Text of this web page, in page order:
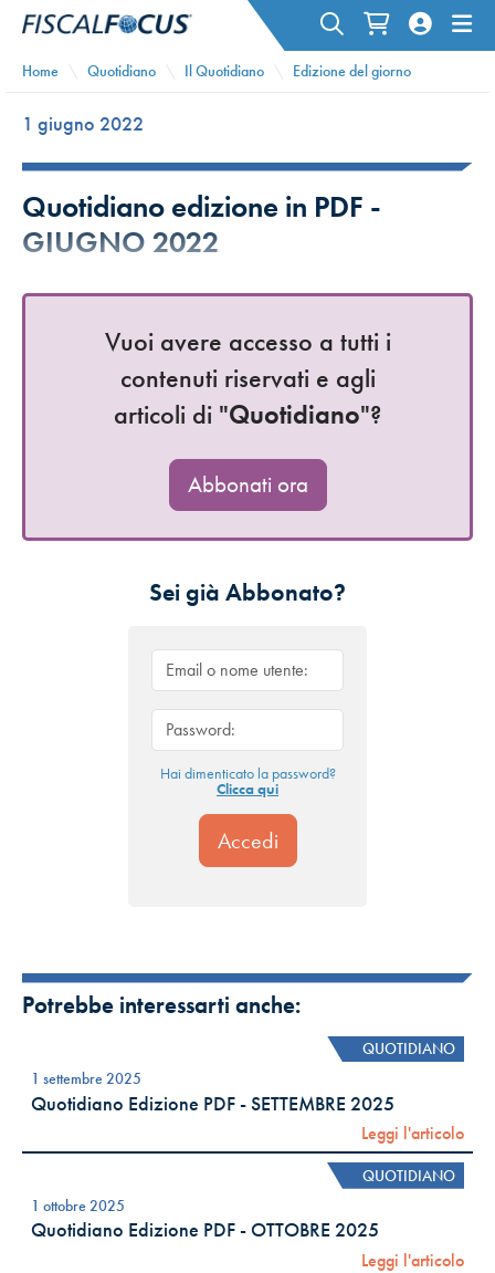
Home Quotidiano Il Quotidiano Edizione del giorno
1 giugno 2022
Quotidiano edizione in PDF -
GIUGNO 2022
Vuoi avere accesso a tutti i
contenuti riservati e agli
articoli di "Quotidiano"?
Abbonati ora
Sei già Abbonato?
Hai dimenticato la password?
Clicca qui
Potrebbe interessarti anche:
QUOTIDIANO
1 settembre 2025
Quotidiano Edizione PDF - SETTEMBRE 2025
Leggi l'articolo
QUOTIDIANO
1 ottobre 2025
Quotidiano Edizione PDF - OTTOBRE 2025
Leggi l'articolo